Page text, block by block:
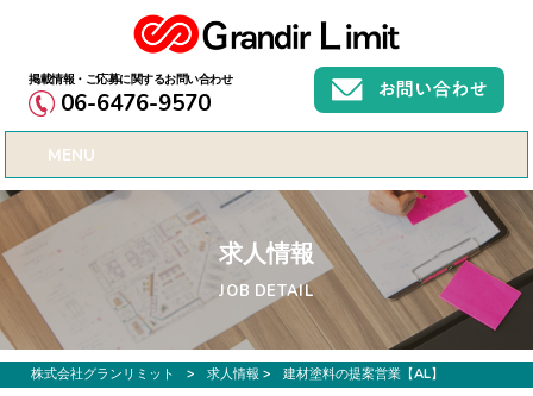
06-6476-9570
MENU
求人情報
JOB DETAIL
株式会社グランリミット > 求人情報 > 建材塗料の提案営業【AL】